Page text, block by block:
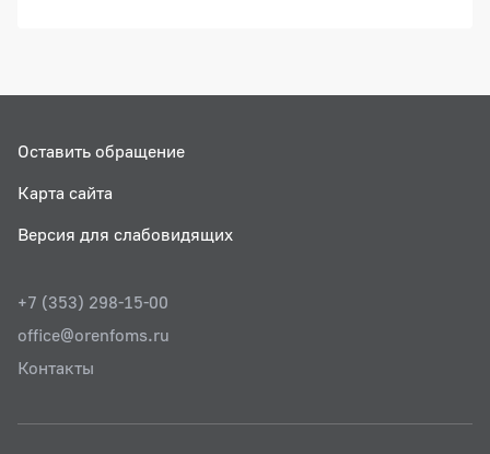
Оставить обращение
Карта сайта
Версия для слабовидящих
+7 (353) 298-15-00
office@orenfoms.ru
Контакты